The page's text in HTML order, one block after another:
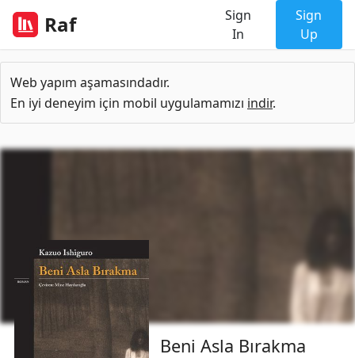
Raf
Sign
In
Sign
Up
Web yapım aşamasındadır.
En iyi deneyim için mobil uygulamamızı indir.
Beni Asla Bırakma